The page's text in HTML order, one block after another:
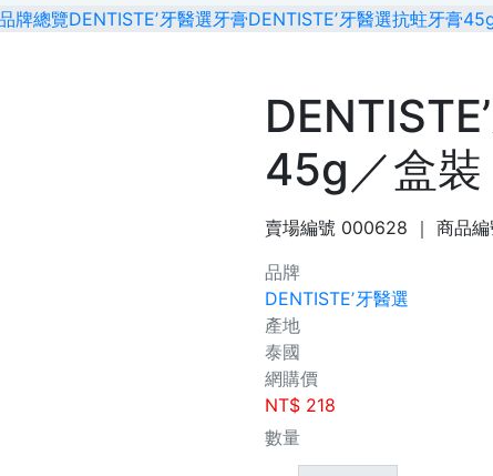
牌總覽DENTISTEʼ牙醫選牙膏DENTISTEʼ牙醫選抗蛀牙膏
45g／盒裝
賣場編號 000628 ｜ 商品
品牌
DENTISTEʼ牙醫選
產地
泰國
網購價
NT$ 218
數量